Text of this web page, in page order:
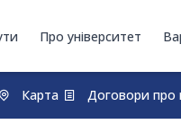
Про університет
Карта Договори про